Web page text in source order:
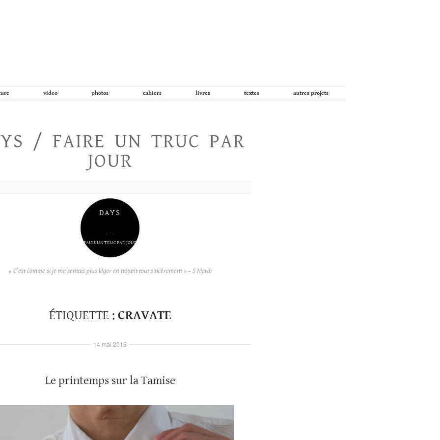
video photos cahiers livres textes autres projets
/ FAIRE UN TRUC PAR
JOUR
DAYS
–
FAIRE UN TRUC PAR JOUR
« C’est comme si je me sentais plus léger en notant tout sincèrement » – S Maraï
ÉTIQUETTE : CRAVATE
Le printemps sur la Tamise
14 mai 2016